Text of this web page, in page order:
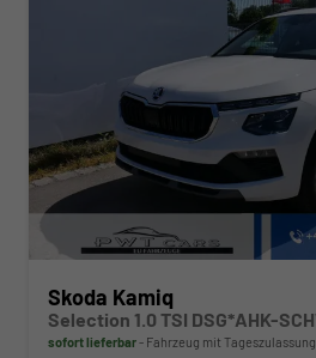
Skoda Kamiq
sofort lieferbar Fahrzeug mit Tageszulassung